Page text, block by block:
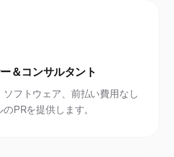
＆コンサルタント
ソフトウェア、前払い費用なし
PRを提供します。